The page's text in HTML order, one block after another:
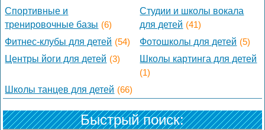
Спортивные и
тренировочные базы (6)
Студии и школы вокала
для детей (41)
Фитнес-клубы для детей (54) Фотошколы для детей (5)
Центры йоги для детей (3)
Школы картинга для детей
(1)
Школы танцев для детей (66)
Быстрый поиск: